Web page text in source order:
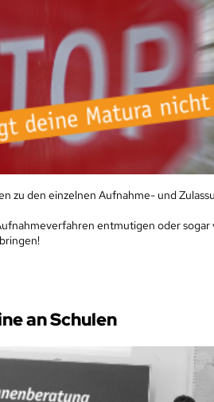
zu den einzelnen Aufnahme- und
entmutigen oder sogar
an Schulen